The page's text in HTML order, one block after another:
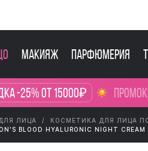
Макияж Парфюмерия
-25% от 15000₽
ЛИЦА КОСМЕТИКА ДЛЯ ЛИЦА
BLOOD HYALURONIC NIGHT CREAM